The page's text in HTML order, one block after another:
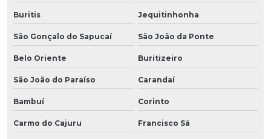
Buritis Jequitinhonha
São Gonçalo do Sapucaí São João da Ponte
Belo Oriente Buritizeiro
São João do Paraíso Carandaí
Bambuí Corinto
Carmo do Cajuru Francisco Sá